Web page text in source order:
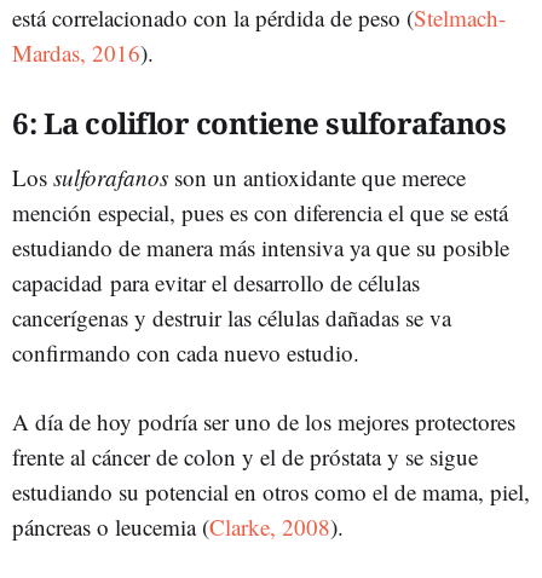
está correlacionado con la pérdida de peso (Stelmach-
Mardas, 2016).
6: La coliflor contiene sulforafanos
Los sulforafanos son un antioxidante que merece
mención especial, pues es con diferencia el que se está
estudiando de manera más intensiva ya que su posible
capacidad para evitar el desarrollo de células
cancerígenas y destruir las células dañadas se va
confirmando con cada nuevo estudio.
A día de hoy podría ser uno de los mejores protectores
frente al cáncer de colon y el de próstata y se sigue
estudiando su potencial en otros como el de mama, piel,
páncreas o leucemia (Clarke, 2008).